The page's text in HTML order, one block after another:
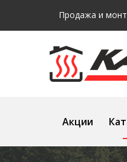
Продажа и
Акции